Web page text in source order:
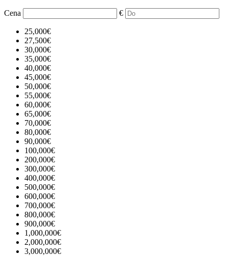
Cena €
25,000€
27,500€
30,000€
35,000€
40,000€
45,000€
50,000€
55,000€
60,000€
65,000€
70,000€
80,000€
90,000€
100,000€
200,000€
300,000€
400,000€
500,000€
600,000€
700,000€
800,000€
900,000€
1,000,000€
2,000,000€
3,000,000€